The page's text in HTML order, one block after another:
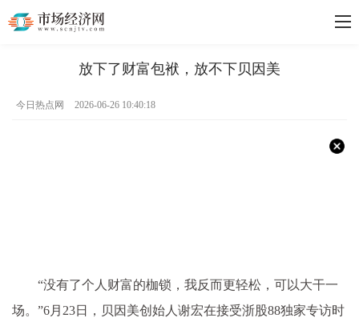
放下了财富包袱，放不下贝因美
今日热点网 2026-06-26 10:40:18
“没有了个人财富的枷锁，我反而更轻松，可以大干一
场。”6月23日，贝因美创始人谢宏在接受浙股88独家专访时